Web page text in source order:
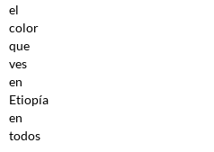
el
color
que
ves
en
Etiopía
en
todos